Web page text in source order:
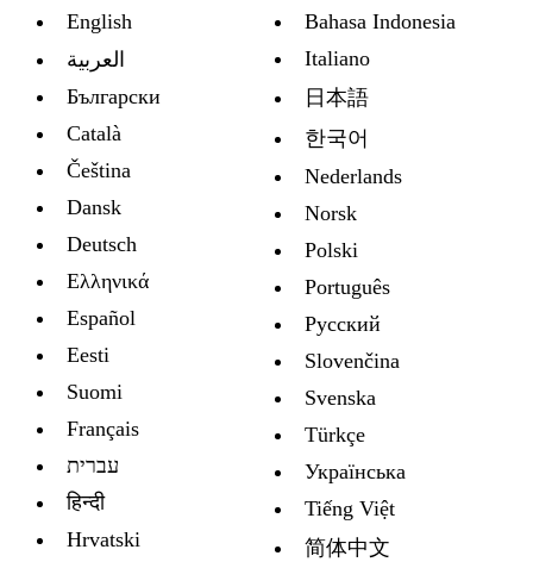
English
العربية
Български
Català
Čeština
Dansk
Deutsch
Ελληνικά
Español
Eesti
Suomi
Français
עברית
हिन्दी
Hrvatski
Bahasa Indonesia
Italiano
日本語
한국어
Nederlands
Norsk
Polski
Português
Русский
Slovenčina
Svenska
Türkçe
Украïнська
Tiếng Việt
简体中文